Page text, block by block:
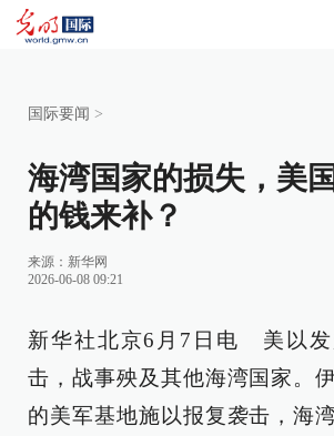
国际要闻 >
海湾国家的损失，美
的钱来补？
来源： 新华网
2026-06-08 09:21
新华社北京6月7日电 美以发
击，战事殃及其他海湾国家。
的美军基地施以报复袭击，海